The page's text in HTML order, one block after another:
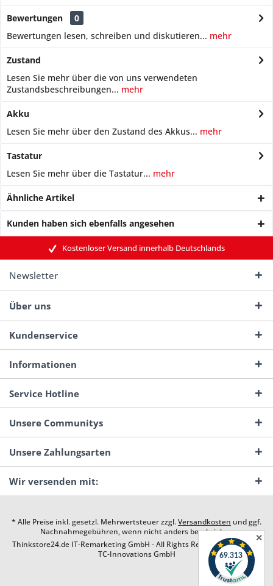
Bewertungen
0
Bewertungen lesen, schreiben und diskutieren... mehr
Zustand
Lesen Sie mehr über die von uns verwendeten
Zustandsbeschreibungen... mehr
Akku
Lesen Sie mehr über den Zustand des Akkus... mehr
Tastatur
Lesen Sie mehr über die Tastatur... mehr
Ähnliche Artikel
Kunden haben sich ebenfalls angesehen
Kostenloser Versand innerhalb Deutschlands
Newsletter
Über uns
Kundenservice
Informationen
Service Hotline
Unsere Communitys
Unsere Zahlungsarten
Wir versenden mit:
* Alle Preise inkl. gesetzl. Mehrwertsteuer zzgl.Versandkosten und ggf.
Nachnahmegebühren, wenn nicht anders beschrieben
Thinkstore24.de IT-Remarketing GmbH - All Rights Reserved. Design by
TC-Innovations GmbH
✕